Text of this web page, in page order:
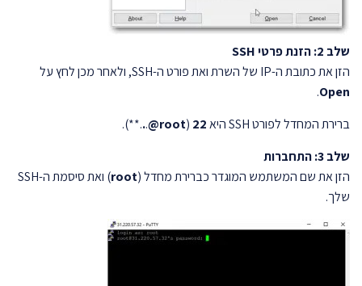
שלב 2: הזנת פרטי SSH
הזן את כתובת ה-IP של השרת ואת פורט ה-SSH, ולאחר מכן לחץ על
Open
.
ברירת המחדל לפורט SSH היא
22
(
root@
.
.
.**).
שלב 3: התחברות
הזן את שם המשתמש המוגדר כברירת מחדל (root
) ואת סיסמת ה-SSH
שלך.